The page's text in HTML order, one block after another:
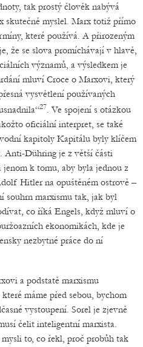
tak prostý člověk nabývá
skutečně myslel. Marx totiž přímo
které používá. A přirozeným
že se slova promíchávají v hlavě,
významů, a výsledkem je
mluví Croce o Marxovi, který
vysvětlení používaných
27. Ve spojení s otázkou
oficiální interpret, se také
kapitoly Kapitálu byly klíčem
Anti-Dühring je z větší části
k tomu, aby byla jednou z
Hitler na opuštěném ostrově –
souhrn marxismu tak, jak byl
co říká Engels, když mluví o
ekonomikách, kde je
nezbytné práce do ní
a podstatě marxismu
máme před sebou, bychom
vystoupení. Sorel je zjevně
čelit inteligentní marxista.
to, co řekl, proč probůh tak